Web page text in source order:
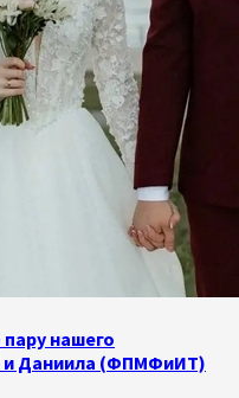
нашего
и Даниила (ФПМФиИТ)